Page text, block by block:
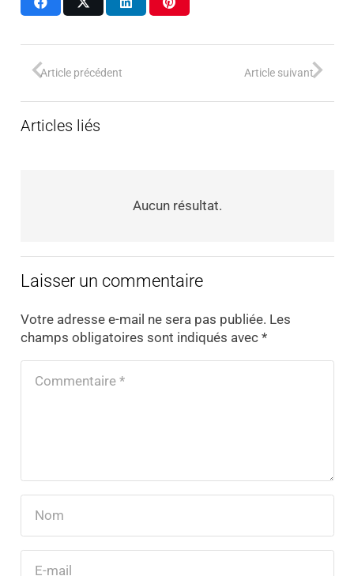
Article précédent Article suivant
Articles liés
Aucun résultat.
Laisser un commentaire
Votre adresse e-mail ne sera pas publiée. Les
champs obligatoires sont indiqués avec *